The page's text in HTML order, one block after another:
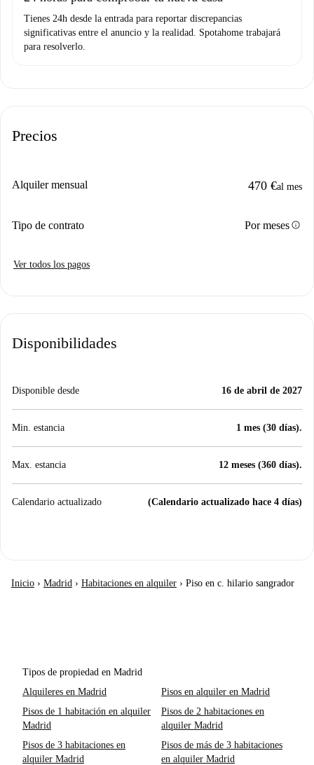
Tienes 24h desde la entrada para reportar discrepancias
significativas entre el anuncio y la realidad. Spotahome trabajará
para resolverlo.
Precios
Alquiler mensual 470 €al mes
Tipo de contrato Por mesesinfo
Ver todos los pagos
Disponibilidades
Disponible desde 16 de abril de 2027
Min. estancia 1 mes (30 días).
Max. estancia 12 meses (360 días).
Calendario actualizado (Calendario actualizado hace 4 días)
Inicio › Madrid › Habitaciones en alquiler › Piso en c. hilario sangrador
Tipos de propiedad en Madrid
Alquileres en Madrid
Pisos en alquiler en Madrid
Pisos de 1 habitación en alquiler
Madrid
Pisos de 2 habitaciones en
alquiler Madrid
Pisos de 3 habitaciones en
alquiler Madrid
Pisos de más de 3 habitaciones
en alquiler Madrid